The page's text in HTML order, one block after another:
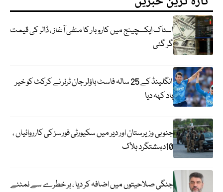
اسٹاک ایکسچینج میں کاروبار کا منفی آغاز ، ڈالر کی قیمت
گر گئی
انگلینڈ کے 25 سالہ فاسٹ باؤلر جان ٹرنر نے کرکٹ کو خیر
باد کہہ دیا
جنوبی وزیرستان اور دیر میں سکیورٹی فورسز کی کارروائیاں ،
10دہشتگرد ہلاک
جنگی صلاحیتوں میں اضافہ کر دیا ، ہر خطرے سے نمٹنے